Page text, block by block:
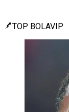
TOP BOLAVIP